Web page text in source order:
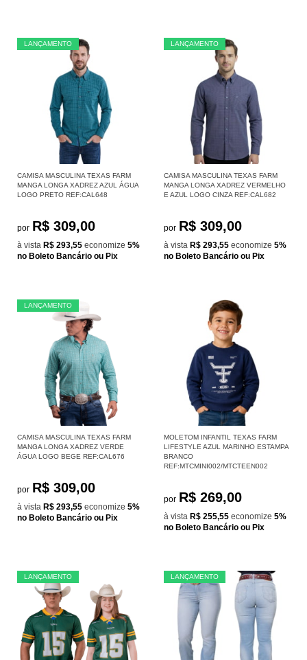
LANÇAMENTO
CAMISA MASCULINA TEXAS FARM
MANGA LONGA XADREZ AZUL ÁGUA
LOGO PRETO REF:CAL648
por R$ 309,00
à vista R$ 293,55 economize 5%
no Boleto Bancário ou Pix
LANÇAMENTO
CAMISA MASCULINA TEXAS FARM
MANGA LONGA XADREZ VERMELHO
E AZUL LOGO CINZA REF:CAL682
por R$ 309,00
à vista R$ 293,55 economize 5%
no Boleto Bancário ou Pix
LANÇAMENTO
CAMISA MASCULINA TEXAS FARM
MANGA LONGA XADREZ VERDE
ÁGUA LOGO BEGE REF:CAL676
por R$ 309,00
à vista R$ 293,55 economize 5%
no Boleto Bancário ou Pix
MOLETOM INFANTIL TEXAS FARM
LIFESTYLE AZUL MARINHO ESTAMPA
BRANCO
REF:MTCMINI002/MTCTEEN002
por R$ 269,00
à vista R$ 255,55 economize 5%
no Boleto Bancário ou Pix
LANÇAMENTO LANÇAMENTO